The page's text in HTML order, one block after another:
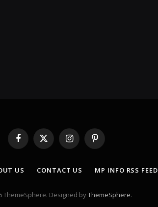
Facebook
X
(Twitter)
InstagramPinterest
US CONTACT US MP INFO RSS FEED
ThemeSphere. Designed byThemeSphere.